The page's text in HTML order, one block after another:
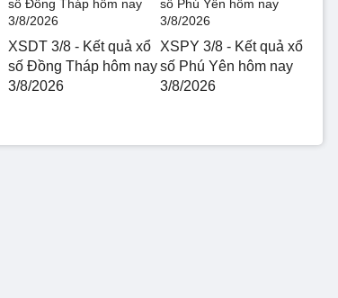
XSDT 3/8 - Kết quả xổ
số Đồng Tháp hôm nay
3/8/2026
XSPY 3/8 - Kết quả xổ
số Phú Yên hôm nay
3/8/2026